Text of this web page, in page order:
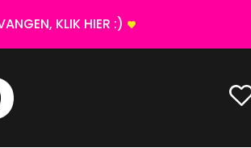
KLIK HIER :)